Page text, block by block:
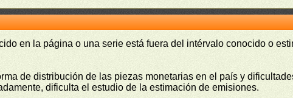
en la página o una serie está fuera del intérvalo conocido o
de distribución de las piezas monetarias en el país y
dificulta el estudio de la estimación de emisiones.